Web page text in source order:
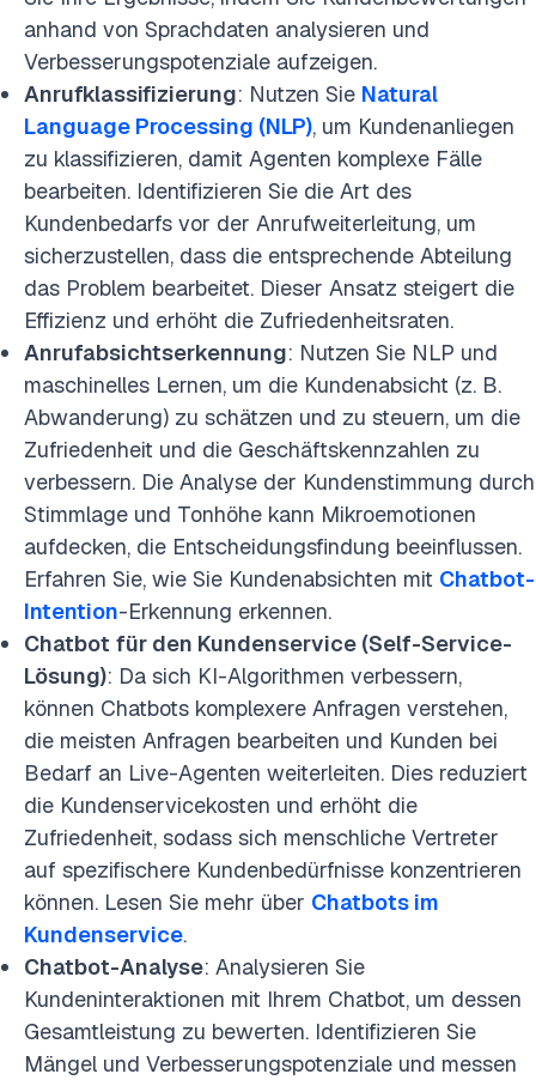
anhand von Sprachdaten analysieren und
Verbesserungspotenziale aufzeigen.
Anrufklassifizierung: Nutzen Sie Natural
Language Processing (NLP), um Kundenanliegen
zu klassifizieren, damit Agenten komplexe Fälle
bearbeiten. Identifizieren Sie die Art des
Kundenbedarfs vor der Anrufweiterleitung, um
sicherzustellen, dass die entsprechende Abteilung
das Problem bearbeitet. Dieser Ansatz steigert die
Effizienz und erhöht die Zufriedenheitsraten.
Anrufabsichtserkennung: Nutzen Sie NLP und
maschinelles Lernen, um die Kundenabsicht (z. B.
Abwanderung) zu schätzen und zu steuern, um die
Zufriedenheit und die Geschäftskennzahlen zu
verbessern. Die Analyse der Kundenstimmung durch
Stimmlage und Tonhöhe kann Mikroemotionen
aufdecken, die Entscheidungsfindung beeinflussen.
Erfahren Sie, wie Sie Kundenabsichten mit Chatbot-
Intention-Erkennung erkennen.
Chatbot für den Kundenservice (Self-Service-
Lösung): Da sich KI-Algorithmen verbessern,
können Chatbots komplexere Anfragen verstehen,
die meisten Anfragen bearbeiten und Kunden bei
Bedarf an Live-Agenten weiterleiten. Dies reduziert
die Kundenservicekosten und erhöht die
Zufriedenheit, sodass sich menschliche Vertreter
auf spezifischere Kundenbedürfnisse konzentrieren
können. Lesen Sie mehr über Chatbots im
Kundenservice.
Chatbot-Analyse: Analysieren Sie
Kundeninteraktionen mit Ihrem Chatbot, um dessen
Gesamtleistung zu bewerten. Identifizieren Sie
Mängel und Verbesserungspotenziale und messen